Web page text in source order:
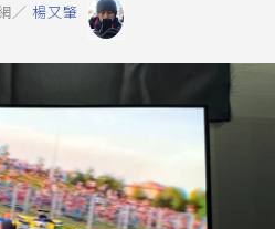
／ 楊又肇